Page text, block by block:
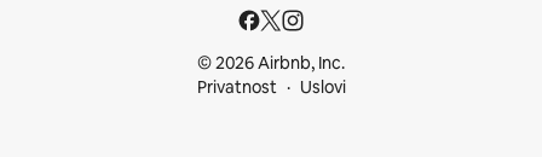
© 2026 Airbnb, Inc.
Privatnost
Uslovi